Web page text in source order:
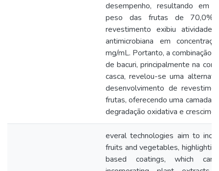
desempenho, resultando em
peso das frutas de
revestimento exibiu atividade
antimicrobiana em
mg/mL. Portanto, a combinação
de bacuri, principalmente na
casca, revelou-se uma
desenvolvimento de
frutas, oferecendo uma camada
degradação oxidativa e
everal technologies aim to
fruits and vegetables,
based coatings, which